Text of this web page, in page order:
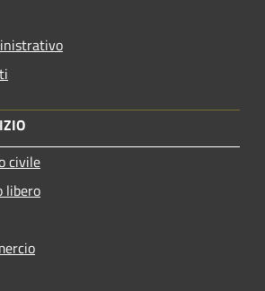
civile
libero